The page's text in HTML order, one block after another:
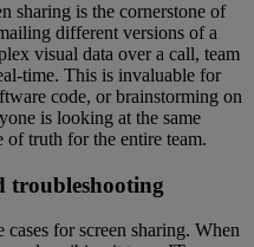
sharing is the cornerstone of
different versions of a
visual data over a call, team
time. This is invaluable for
code, or brainstorming on
is looking at the same
of truth for the entire team.
troubleshooting
for screen sharing. When